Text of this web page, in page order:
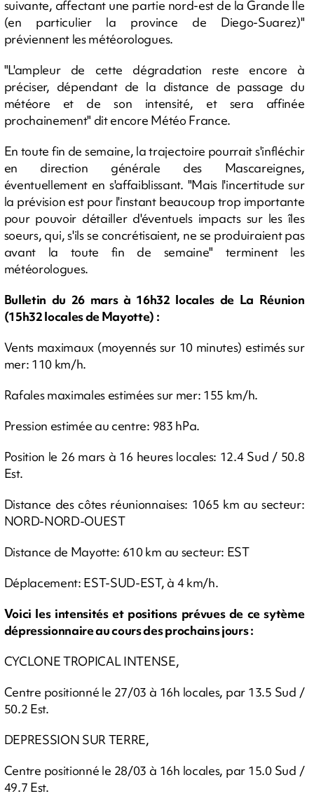
suivante, affectant une partie nord-est de la Grande Ile
(en particulier la province de Diego-Suarez)"
préviennent les météorologues.
"L'ampleur de cette dégradation reste encore à
préciser, dépendant de la distance de passage du
météore et de son intensité, et sera affinée
prochainement" dit encore Météo France.
En toute fin de semaine, la trajectoire pourrait s'infléchir
en direction générale des Mascareignes,
éventuellement en s'affaiblissant. "Mais l'incertitude sur
la prévision est pour l'instant beaucoup trop importante
pour pouvoir détailler d'éventuels impacts sur les îles
soeurs, qui, s'ils se concrétisaient, ne se produiraient pas
avant la toute fin de semaine" terminent les
météorologues.
Bulletin du 26 mars à 16h32 locales de La Réunion
(15h32 locales de Mayotte) :
Vents maximaux (moyennés sur 10 minutes) estimés sur
mer: 110 km/h.
Rafales maximales estimées sur mer: 155 km/h.
Pression estimée au centre: 983 hPa.
Position le 26 mars à 16 heures locales: 12.4 Sud / 50.8
Est.
Distance des côtes réunionnaises: 1065 km au secteur:
NORD-NORD-OUEST
Distance de Mayotte: 610 km au secteur: EST
Déplacement: EST-SUD-EST, à 4 km/h.
Voici les intensités et positions prévues de ce sytème
dépressionnaire au cours des prochains jours :
CYCLONE TROPICAL INTENSE,
Centre positionné le 27/03 à 16h locales, par 13.5 Sud /
50.2 Est.
DEPRESSION SUR TERRE,
Centre positionné le 28/03 à 16h locales, par 15.0 Sud /
49.7 Est.